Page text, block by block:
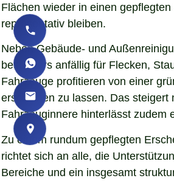
Flächen wieder in einen
repräsentativ bleiben.
Neben Gebäude- und
besonders anfällig für Flecken,
Fahrzeuge profitieren von einer
erscheinen zu lassen. Das
Fahrzeuginnere hinterlässt zudem
Zu einem rundum gepflegten
richtet sich an alle, die
Bereiche und ein insgesamt